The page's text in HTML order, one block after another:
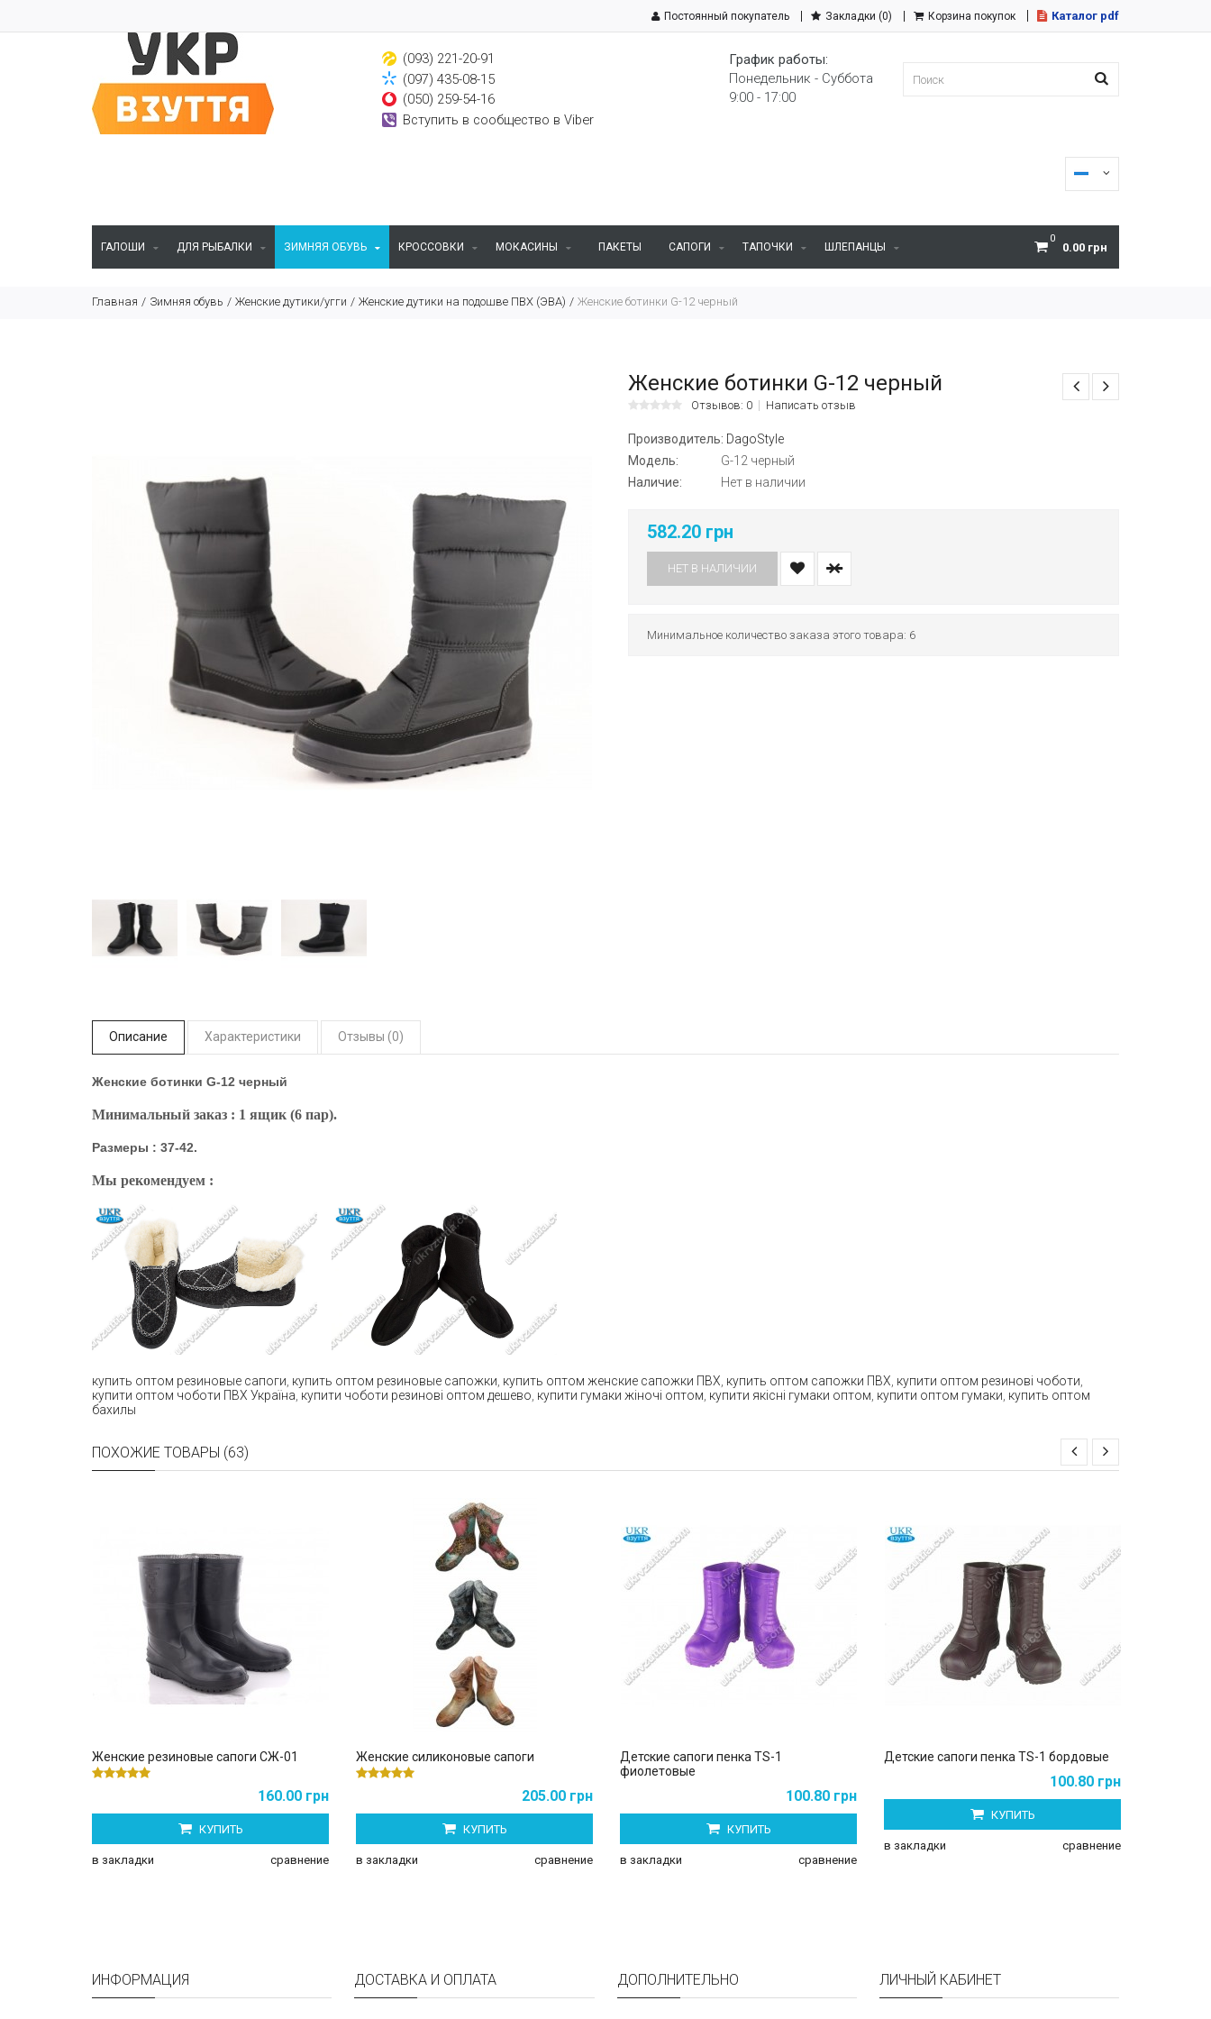
Постоянный покупатель Закладки (0) Корзина покупок Каталог pdf
(093) 221-20-91
(097) 435-08-15
(050) 259-54-16
Вступить в сообщество в Viber
График работы:
Понедельник - Суббота
9:00 - 17:00
0
0.00 грн
ГАЛОШИ ДЛЯ РЫБАЛКИ ЗИМНЯЯ ОБУВЬ КРОССОВКИ МОКАСИНЫ ПАКЕТЫ САПОГИ ТАПОЧКИ ШЛЕПАНЦЫ
Главная Зимняя обувь Женские дутики/угги Женские дутики на подошве ПВХ (ЭВА) Женские ботинки G-12 черный
Женские ботинки G-12 черный
Отзывов: 0 Написать отзыв
Производитель: DagoStyle
Модель:
G-12 черный
Наличие:
Нет в наличии
582.20 грн
НЕТ В НАЛИЧИИ
Минимальное количество заказа этого товара: 6
Описание Характеристики Отзывы (0)
Женские ботинки G-12 черный
Минимальный заказ : 1 ящик (6 пар).
Размеры : 37-42.
Мы рекомендуем :
купить оптом резиновые сапоги купить оптом резиновые сапожки купить оптом женские сапожки ПВХ купить оптом сапожки ПВХ купити оптом резинові чоботи
купити оптом чоботи ПВХ Україна купити чоботи резинові оптом дешево купити гумаки жіночі оптом купити якісні гумаки оптом купити оптом гумаки купить оптом
бахилы
ПОХОЖИЕ ТОВАРЫ (63)
Женские резиновые сапоги СЖ-01
160.00 грн
КУПИТЬ
в закладки сравнение
Женские силиконовые сапоги
205.00 грн
КУПИТЬ
в закладки сравнение
Детские сапоги пенка TS-1
фиолетовые
100.80 грн
КУПИТЬ
в закладки сравнение
Детские сапоги пенка TS-1 бордовые
100.80 грн
КУПИТЬ
в закладки сравнение
ИНФОРМАЦИЯ ДОСТАВКА И ОПЛАТА ДОПОЛНИТЕЛЬНО ЛИЧНЫЙ КАБИНЕТ